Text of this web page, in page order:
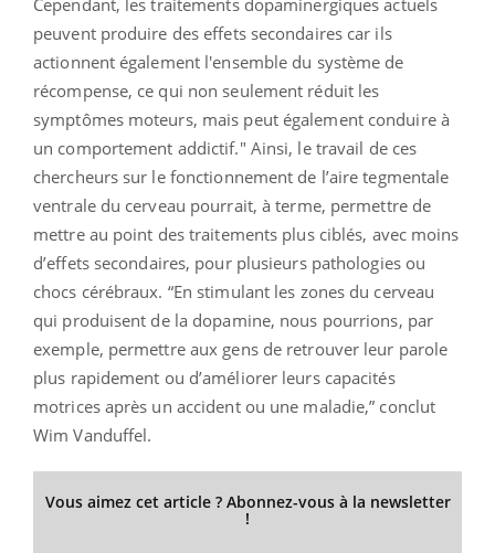
peuvent produire des effets secondaires car ils
actionnent également l'ensemble du système de
récompense, ce qui non seulement réduit les
symptômes moteurs, mais peut également conduire à
un comportement addictif." Ainsi, le travail de ces
chercheurs sur le fonctionnement de l’aire tegmentale
ventrale du cerveau pourrait, à terme, permettre de
mettre au point des traitements plus ciblés, avec moins
d’effets secondaires, pour plusieurs pathologies ou
chocs cérébraux. “En stimulant les zones du cerveau
qui produisent de la dopamine, nous pourrions, par
exemple, permettre aux gens de retrouver leur parole
plus rapidement ou d’améliorer leurs capacités
motrices après un accident ou une maladie,” conclut
Wim Vanduffel.
Vous aimez cet article ? Abonnez-vous à la newsletter
!